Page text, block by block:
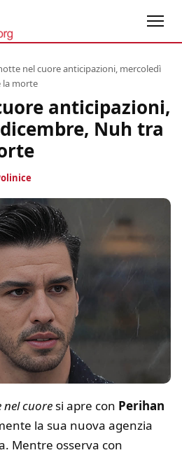
nel cuore anticipazioni, mercoledì
la morte
anticipazioni,
Nuh tra
cuore si apre con Perihan
la sua nuova agenzia
Mentre osserva con